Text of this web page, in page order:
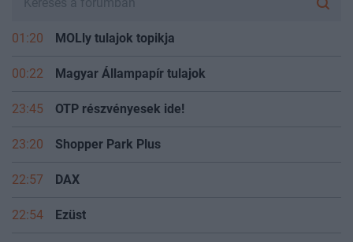
01:20 MOLly tulajok topikja
00:22 Magyar Állampapír tulajok
23:45 OTP részvényesek ide!
23:20 Shopper Park Plus
22:57 DAX
22:54 Ezüst